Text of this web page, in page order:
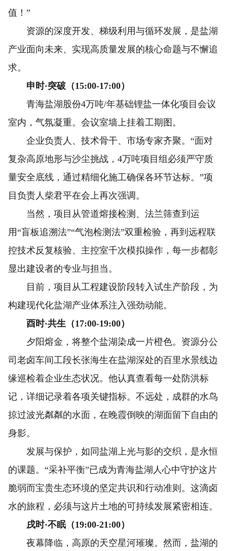
值！”
资源的深度开发、梯级利用与循环发展，是盐湖
产业面向未来、实现高质量发展的核心命题与不懈追
求。
申时·突破（15:00-17:00）
青海盐湖股份4万吨/年基础锂盐一体化项目会议
室内，气氛凝重。会议室墙上挂着工期图。
企业负责人、技术骨干、市场专家齐聚。“面对
复杂高原地形与沙尘挑战，4万吨项目组必须严守质
量安全底线，通过精细化施工确保各环节达标。”项
目负责人柴君平在会上再次强调。
当然，项目从管道熔接检测、法兰筛查到运
用“盲板追溯法”“气泡检测法”双重检验，再到远程联
控技术反复核验、主控室千次模拟操作，每一步都彰
显出建设者的专业与担当。
目前，项目从工程建设阶段转入试生产阶段，为
构建现代化盐湖产业体系注入强劲动能。
酉时·共生（17:00-19:00）
夕阳熔金，将整个盐湖染成一片橙色。资源分公
司老卤车间工段长张海生在盐湖深处的百里水景线边
缘巡检着企业生态状况。他认真查看每一处防洪标
记，详细记录着各项关键指标。不远处，成群的水鸟
掠过波光粼粼的水面，在晚霞倒映的湖面留下自由的
身影。
发展与保护，如同盐湖上光与影的交织，是永恒
的课题。“采补平衡”已成为青海盐湖人心中守护这片
脆弱而宝贵生态环境的坚定共识和行动准则。这滴卤
水的旅程，必须与这片土地的可持续发展紧密相连。
戌时·不眠（19:00-21:00）
夜幕降临，高原的天空星河璀璨。然而，盐湖的